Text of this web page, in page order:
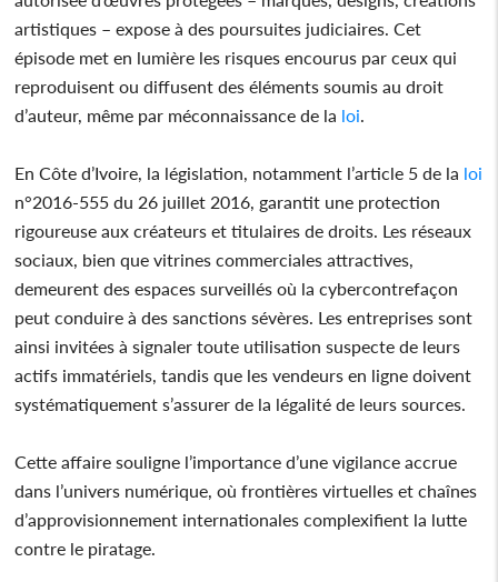
artistiques – expose à des poursuites judiciaires. Cet
épisode met en lumière les risques encourus par ceux qui
reproduisent ou diffusent des éléments soumis au droit
d’auteur, même par méconnaissance de la loi
En Côte d’Ivoire, la législation, notamment l’article 5 de la loi
n°2016-555 du 26 juillet 2016, garantit une protection
rigoureuse aux créateurs et titulaires de droits. Les réseaux
sociaux, bien que vitrines commerciales attractives,
demeurent des espaces surveillés où la cybercontrefaçon
peut conduire à des sanctions sévères. Les entreprises sont
ainsi invitées à signaler toute utilisation suspecte de leurs
actifs immatériels, tandis que les vendeurs en ligne doivent
systématiquement s’assurer de la légalité de leurs sources.
Cette affaire souligne l’importance d’une vigilance accrue
dans l’univers numérique, où frontières virtuelles et chaînes
d’approvisionnement internationales complexifient la lutte
contre le piratage.